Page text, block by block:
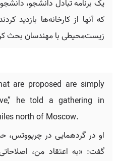
یک برنامه تبادل دانشجو،
که آنها از کارخانه‌ها بازدید
زیست‌محیطی با مهندسان بحث
are proposed are simply
he told a gathering in
north of Moscow.
گفت: «به اعتقاد من،